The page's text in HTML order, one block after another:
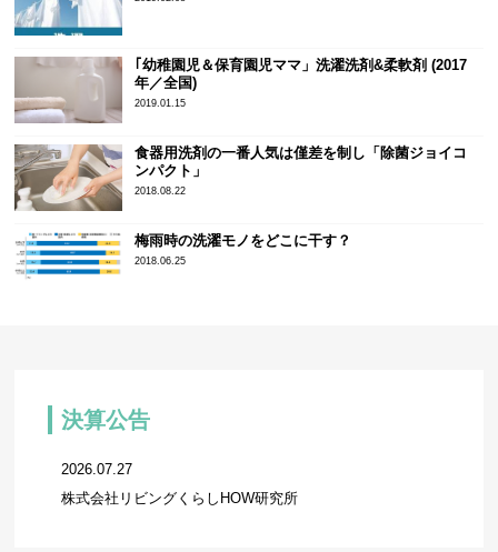
｢幼稚園児＆保育園児ママ」洗濯洗剤&柔軟剤 (2017
年／全国)
2019.01.15
食器用洗剤の一番人気は僅差を制し「除菌ジョイコ
ンパクト」
2018.08.22
梅雨時の洗濯モノをどこに干す？
2018.06.25
決算公告
2026.07.27
株式会社リビングくらしHOW研究所